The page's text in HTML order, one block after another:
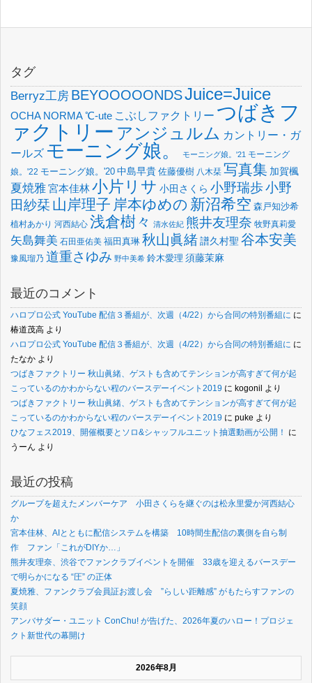
タグ
Berryz工房 BEYOOOOONDSJuice=Juice
OCHA NORMA℃-ute こぶしファクトリー つばきフ
ァクトリー アンジュルム カントリー・ガ
ールズ モーニング娘。 モーニング娘。'21 モーニング
娘。'22 モーニング娘。'20 中島早貴 佐藤優樹 八木栞 写真集 加賀楓
夏焼雅宮本佳林小片リサ 小田さくら 小野瑞歩小野
田紗栞 山岸理子 岸本ゆめの 新沼希空 森戸知沙希
植村あかり 河西結心 浅倉樹々 清水佐紀 熊井友理奈 牧野真莉愛
矢島舞美 石田亜佑美 福田真琳 秋山眞緒譜久村聖 谷本安美
豫風瑠乃 道重さゆみ 野中美希 鈴木愛理 須藤茉麻
最近のコメント
ハロプロ公式 YouTube 配信３番組が、次週（4/22）から合同の特別番組に に
椿道茂高 より
ハロプロ公式 YouTube 配信３番組が、次週（4/22）から合同の特別番組に に
たなか より
つばきファクトリー 秋山眞緒、ゲストも含めてテンションが高すぎて何が起
こっているのかわからない程のバースデーイベント2019 に kogonil より
つばきファクトリー 秋山眞緒、ゲストも含めてテンションが高すぎて何が起
こっているのかわからない程のバースデーイベント2019 に puke より
ひなフェス2019、開催概要とソロ&シャッフルユニット抽選動画が公開！
に
うーん より
最近の投稿
グループを超えたメンバーケア 小田さくらを継ぐのは松永里愛か河西結心
か
宮本佳林、AIとともに配信システムを構築 10時間生配信の裏側を自ら制
作 ファン「これがDIYか…」
熊井友理奈、渋谷でファンクラブイベントを開催 33歳を迎えるバースデー
で明らかになる “圧” の正体
夏焼雅、ファンクラブ会員証お渡し会 ”らしい距離感” がもたらすファンの
笑顔
アンバサダー・ユニット ConChu! が告げた、2026年夏のハロー！プロジェ
クト新世代の幕開け
2026年8月